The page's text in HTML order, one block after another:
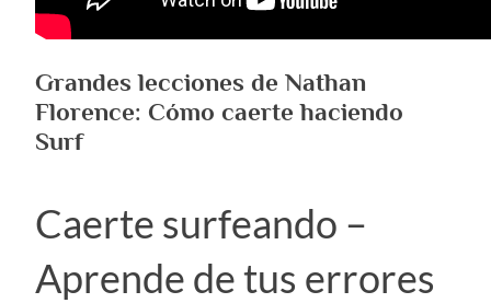
Grandes lecciones de Nathan
Florence: Cómo caerte haciendo
Surf
Caerte surfeando –
Aprende de tus errores